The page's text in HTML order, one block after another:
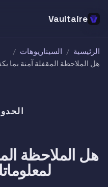
Vaultaire
الرئيسية / السيناريوهات /
هل الملاحظة المقفلة آمنة بما
هل الملاحظة